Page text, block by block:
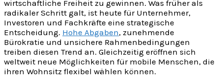
wirtschaftliche Freiheit zu gewinnen. Was früher als
radikaler Schritt galt, ist heute für Unternehmer,
Investoren und Fachkräfte eine strategische
Entscheidung. Hohe Abgaben, zunehmende
Bürokratie und unsichere Rahmenbedingungen
treiben diesen Trend an. Gleichzeitig eröffnen sich
weltweit neue Möglichkeiten für mobile Menschen, die
ihren Wohnsitz flexibel wählen können.